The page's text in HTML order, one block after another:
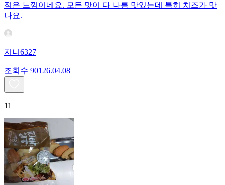
적은 느낌이네요. 모든 맛이 다 나름 맛있는데 특히 치즈가 맛
나요.
지니6327
조회수 901 26.04.08
11